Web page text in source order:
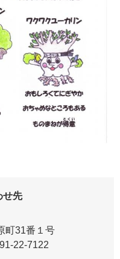
せ先
町31番１号
22-7122